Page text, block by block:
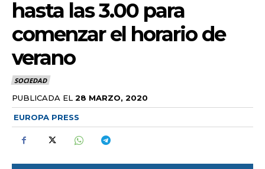
hasta las 3.00 para
comenzar el horario de
verano
SOCIEDAD
PUBLICADA EL 28 MARZO, 2020
EUROPA PRESS